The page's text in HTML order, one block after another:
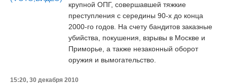
крупной ОПГ, совершавшей тяжкие
преступления с середины 90-х до конца
2000-го годов. На счету бандитов заказные
убийства, покушения, взрывы в Москве и
Приморье, а также незаконный оборот
оружия и вымогательство.
15:20, 30 декабря 2010